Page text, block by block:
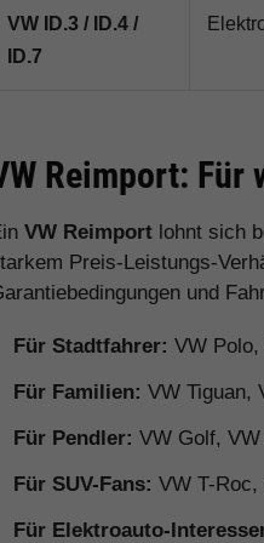
VW ID.3 / ID.4 /
ID.7
Reimport: Für
VW Reimport lohnt sich
Preis-Leistungs-
und
Für Stadtfahrer: VW
Für Familien: VW Tiguan,
Für Pendler: VW Golf,
Für SUV-Fans: VW T-Roc,
Für Elektroauto-